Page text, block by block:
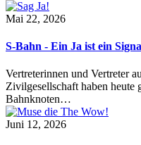
Mai 22, 2026
S-Bahn - Ein Ja ist ein
Vertreterinnen und Vertreter
Zivilgesellschaft haben heute
Bahnknoten…
Juni 12, 2026